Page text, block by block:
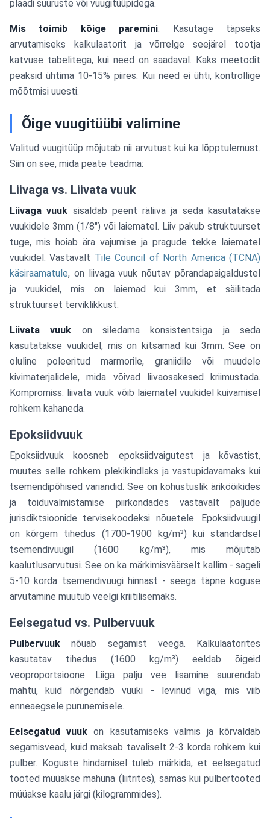
plaadi suuruste või vuugitüüpidega.
Mis toimib kõige paremini: Kasutage täpseks
arvutamiseks kalkulaatorit ja võrrelge seejärel tootja
katvuse tabelitega, kui need on saadaval. Kaks meetodit
peaksid ühtima 10-15% piires. Kui need ei ühti, kontrollige
mõõtmisi uuesti.
Õige vuugitüübi valimine
Valitud vuugitüüp mõjutab nii arvutust kui ka lõpptulemust.
Siin on see, mida peate teadma:
Liivaga vs. Liivata vuuk
Liivaga vuuk sisaldab peent räliiva ja seda kasutatakse
vuukidele 3mm (1/8") või laiematel. Liiv pakub struktuurset
tuge, mis hoiab ära vajumise ja pragude tekke laiematel
vuukidel. Vastavalt Tile Council of North America (TCNA)
käsiraamatule, on liivaga vuuk nõutav põrandapaigaldustel
ja vuukidel, mis on laiemad kui 3mm, et säilitada
struktuurset terviklikkust.
Liivata vuuk on siledama konsistentsiga ja seda
kasutatakse vuukidel, mis on kitsamad kui 3mm. See on
oluline poleeritud marmorile, graniidile või muudele
kivimaterjalidele, mida võivad liivaosakesed kriimustada.
Kompromiss: liivata vuuk võib laiematel vuukidel kuivamisel
rohkem kahaneda.
Epoksiidvuuk
Epoksiidvuuk koosneb epoksiidvaigutest ja kõvastist,
muutes selle rohkem plekikindlaks ja vastupidavamaks kui
tsemendipõhised variandid. See on kohustuslik ärikööikides
ja toiduvalmistamise piirkondades vastavalt paljude
jurisdiktsioonide tervisekoodeksi nõuetele. Epoksiidvuugil
on kõrgem tihedus (1700-1900 kg/m³) kui standardsel
tsemendivuugil (1600 kg/m³), mis mõjutab
kaalutlusarvutusi. See on ka märkimisväärselt kallim - sageli
5-10 korda tsemendivuugi hinnast - seega täpne koguse
arvutamine muutub veelgi kriitilisemaks.
Eelsegatud vs. Pulbervuuk
Pulbervuuk nõuab segamist veega. Kalkulaatorites
kasutatav tihedus (1600 kg/m³) eeldab õigeid
veoproportsioone. Liiga palju vee lisamine suurendab
mahtu, kuid nõrgendab vuuki - levinud viga, mis viib
enneaegsele purunemisele.
Eelsegatud vuuk on kasutamiseks valmis ja kõrvaldab
segamisvead, kuid maksab tavaliselt 2-3 korda rohkem kui
pulber. Koguste hindamisel tuleb märkida, et eelsegatud
tooted müüakse mahuna (liitrites), samas kui pulbertooted
müüakse kaalu järgi (kilogrammides).